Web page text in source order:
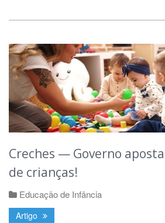
Creches — Governo
de crianças!
Educação de Infância
Artigo